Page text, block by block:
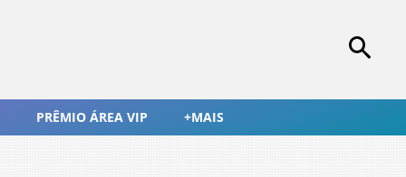
PRÊMIO ÁREA VIP +MAIS